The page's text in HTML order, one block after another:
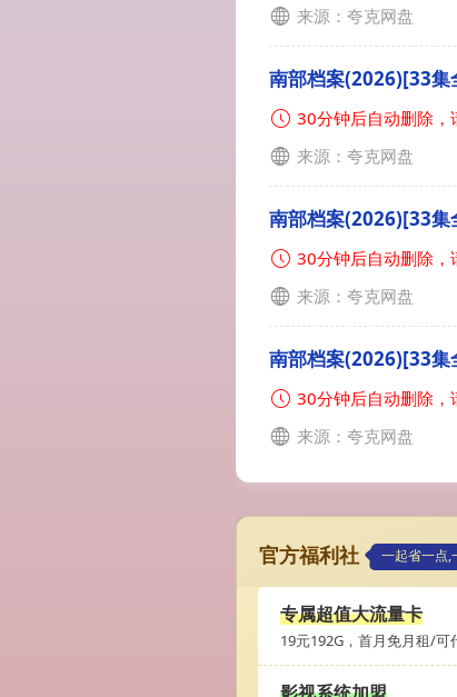
来源：夸克网盘
南部档案(2026)[33集
30分钟后自动删除，
来源：夸克网盘
南部档案(2026)[33
30分钟后自动删除，
来源：夸克网盘
南部档案(2026)[33
30分钟后自动删除，
来源：夸克网盘
官方福利社 一起省一点,
专属超值大流量卡
19元192G，首月免月租/可